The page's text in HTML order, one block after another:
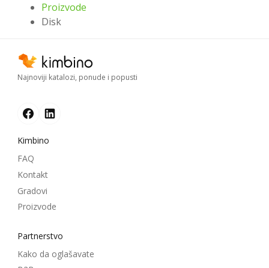
Proizvode
Disk
Najnoviji katalozi, ponude i popusti
Kimbino
FAQ
Kontakt
Gradovi
Proizvode
Partnerstvo
Kako da oglašavate